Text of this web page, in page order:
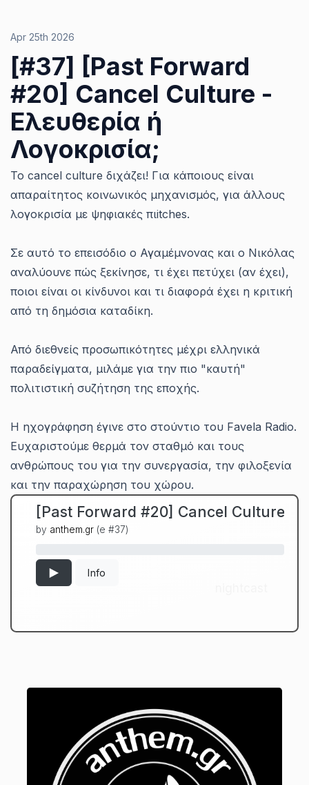
[#37] [Past Forward
#20] Cancel Culture -
Ελευθερία ή
Λογοκρισία;
Apr 25th 2026
Το cancel culture διχάζει! Για κάποιους είναι
απαραίτητος κοινωνικός μηχανισμός, για άλλους
λογοκρισία με ψηφιακές πιitches.
Σε αυτό το επεισόδιο ο Αγαμέμνονας και ο Νικόλας
αναλύουνε πώς ξεκίνησε, τι έχει πετύχει (αν έχει),
ποιοι είναι οι κίνδυνοι και τι διαφορά έχει η κριτική
από τη δημόσια καταδίκη.
Από διεθνείς προσωπικότητες μέχρι ελληνικά
παραδείγματα, μιλάμε για την πιο "καυτή"
πολιτιστική συζήτηση της εποχής.
Η ηχογράφηση έγινε στο στούντιο του Favela Radio.
Ευχαριστούμε θερμά τον σταθμό και τους
ανθρώπους του για την συνεργασία, την φιλοξενία
και την παραχώρηση του χώρου.